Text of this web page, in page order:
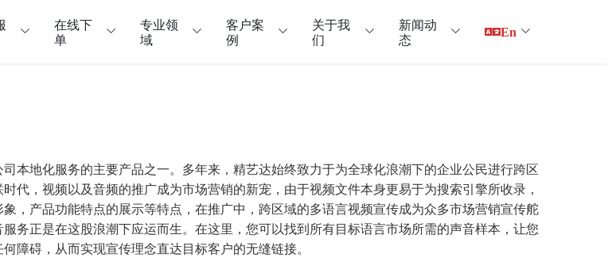
在线下
单
专业领
域
客户案
例
关于我
们
新闻动
态
En
本地化服务的主要产品之一。多年来，精艺达始终致力于为全球化浪潮下的企业公民进行跨区
代，视频以及音频的推广成为市场营销的新宠，由于视频文件本身更易于为搜索引擎所收录，
，产品功能特点的展示等特点，在推广中，跨区域的多语言视频宣传成为众多市场营销宣传舵
务正是在这股浪潮下应运而生。在这里，您可以找到所有目标语言市场所需的声音样本，让您
障碍，从而实现宣传理念直达目标客户的无缝链接。